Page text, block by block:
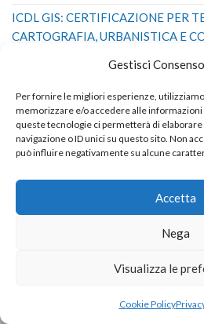
Gestisci
Per fornire le migliori esperienze,
memorizzare e/o accedere alle informazioni
queste tecnologie ci permetterà di
navigazione o ID unici su questo sito. Non
può influire negativamente su alcune
Accetta
Nega
Visualizza le
Cookie Policy
ICDL GIS: CERTIFICAZIONE PER
CARTOGRAFIA, URBANISTICA E
CIAD OBBLIGATORIA PER LA
Prodotti
16 ore con 16 crediti ECM
Corso Lavoratori Uffici –
Specifica – 8 ore con 8